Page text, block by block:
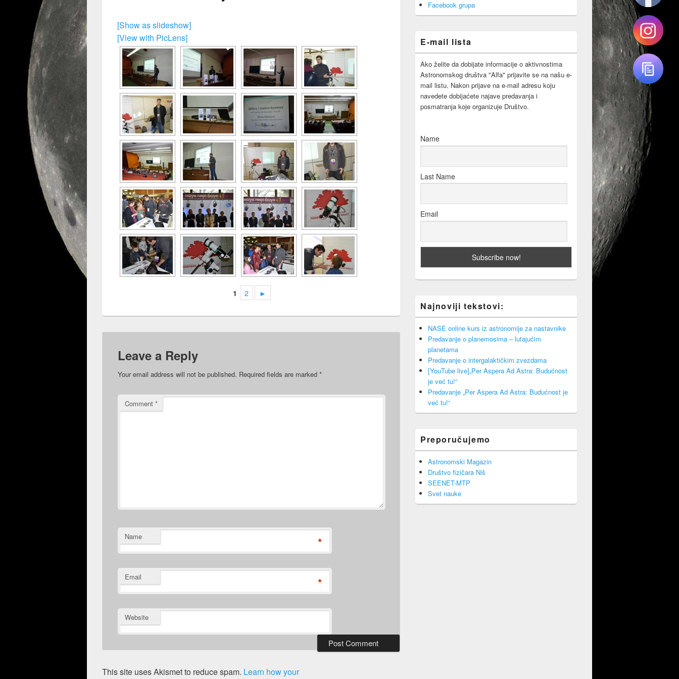
[Show as slideshow]
[View with PicLens]
1 2 ►
Leave a Reply
Your email address will not be published. Required fields are marked *
Comment *
Name *
Email *
Website
This site uses Akismet to reduce spam. Learn how your
Area Facebook grupa
E-mail lista
Ako želite da dobijate informacije o aktivnostima
Astronomskog društva "Alfa" prijavite se na našu e-
mail listu. Nakon prijave na e-mail adresu koju
navedete dobijaćete najave predavanja i
posmatranja koje organizuje Društvo.
Name
Last Name
Email
Najnoviji tekstovi:
NASE online kurs iz astronomije za nastavnike
Predavanje o planemosima – lutajućim
planetama
Predavanje o intergalaktičkim zvezdama
[YouTube live]„Per Aspera Ad Astra: Budućnost
je već tu!“
Predavanje „Per Aspera Ad Astra: Budućnost je
već tu!“
Preporučujemo
Astronomski Magazin
Društvo fizičara Niš
SEENET-MTP
Svet nauke